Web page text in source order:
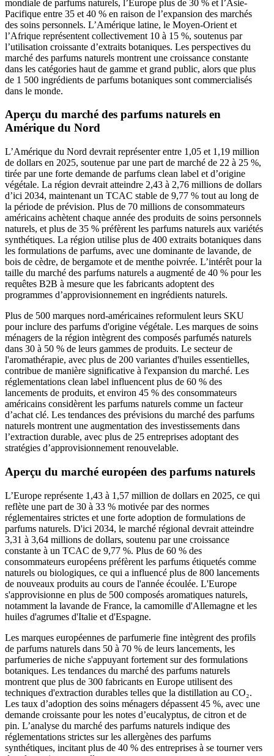
mondiale de parfums naturels, l’Europe plus de 30 % et l’Asie-
Pacifique entre 35 et 40 % en raison de l’expansion des marchés
des soins personnels. L’Amérique latine, le Moyen-Orient et
l’Afrique représentent collectivement 10 à 15 %, soutenus par
l’utilisation croissante d’extraits botaniques. Les perspectives du
marché des parfums naturels montrent une croissance constante
dans les catégories haut de gamme et grand public, alors que plus
de 1 500 ingrédients de parfums botaniques sont commercialisés
dans le monde.
Aperçu du marché des parfums naturels en
Amérique du Nord
L’Amérique du Nord devrait représenter entre 1,05 et 1,19 million
de dollars en 2025, soutenue par une part de marché de 22 à 25 %,
tirée par une forte demande de parfums clean label et d’origine
végétale. La région devrait atteindre 2,43 à 2,76 millions de dollars
d’ici 2034, maintenant un TCAC stable de 9,77 % tout au long de
la période de prévision. Plus de 70 millions de consommateurs
américains achètent chaque année des produits de soins personnels
naturels, et plus de 35 % préfèrent les parfums naturels aux variétés
synthétiques. La région utilise plus de 400 extraits botaniques dans
les formulations de parfums, avec une dominante de lavande, de
bois de cèdre, de bergamote et de menthe poivrée. L’intérêt pour la
taille du marché des parfums naturels a augmenté de 40 % pour les
requêtes B2B à mesure que les fabricants adoptent des
programmes d’approvisionnement en ingrédients naturels.
Plus de 500 marques nord-américaines reformulent leurs SKU
pour inclure des parfums d'origine végétale. Les marques de soins
ménagers de la région intègrent des composés parfumés naturels
dans 30 à 50 % de leurs gammes de produits. Le secteur de
l'aromathérapie, avec plus de 200 variantes d'huiles essentielles,
contribue de manière significative à l'expansion du marché. Les
réglementations clean label influencent plus de 60 % des
lancements de produits, et environ 45 % des consommateurs
américains considèrent les parfums naturels comme un facteur
d’achat clé. Les tendances des prévisions du marché des parfums
naturels montrent une augmentation des investissements dans
l’extraction durable, avec plus de 25 entreprises adoptant des
stratégies d’approvisionnement renouvelable.
Aperçu du marché européen des parfums naturels
L’Europe représente 1,43 à 1,57 million de dollars en 2025, ce qui
reflète une part de 30 à 33 % motivée par des normes
réglementaires strictes et une forte adoption de formulations de
parfums naturels. D'ici 2034, le marché régional devrait atteindre
3,31 à 3,64 millions de dollars, soutenu par une croissance
constante à un TCAC de 9,77 %. Plus de 60 % des
consommateurs européens préfèrent les parfums étiquetés comme
naturels ou biologiques, ce qui a influencé plus de 800 lancements
de nouveaux produits au cours de l'année écoulée. L'Europe
s'approvisionne en plus de 500 composés aromatiques naturels,
notamment la lavande de France, la camomille d'Allemagne et les
huiles d'agrumes d'Italie et d'Espagne.
Les marques européennes de parfumerie fine intègrent des profils
de parfums naturels dans 50 à 70 % de leurs lancements, les
parfumeries de niche s'appuyant fortement sur des formulations
botaniques. Les tendances du marché des parfums naturels
montrent que plus de 300 fabricants en Europe utilisent des
techniques d'extraction durables telles que la distillation au CO₂.
Les taux d’adoption des soins ménagers dépassent 45 %, avec une
demande croissante pour les notes d’eucalyptus, de citron et de
pin. L’analyse du marché des parfums naturels indique des
réglementations strictes sur les allergènes des parfums
synthétiques, incitant plus de 40 % des entreprises à se tourner vers